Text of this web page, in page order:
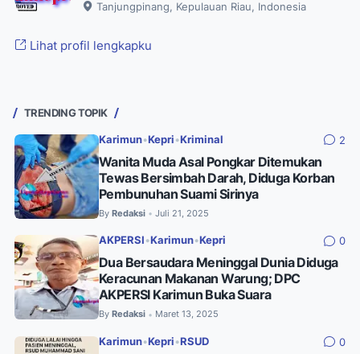
Tanjungpinang, Kepulauan Riau, Indonesia
Lihat profil lengkapku
TRENDING TOPIK
Karimun•Kepri •Kriminal 2
Wanita Muda Asal Pongkar Ditemukan
Tewas Bersimbah Darah, Diduga Korban
Pembunuhan Suami Sirinya
By Redaksi • Juli 21, 2025
AKPERSI •Karimun•Kepri 0
Dua Bersaudara Meninggal Dunia Diduga
Keracunan Makanan Warung; DPC
AKPERSI Karimun Buka Suara
By Redaksi • Maret 13, 2025
Karimun•Kepri •RSUD 0